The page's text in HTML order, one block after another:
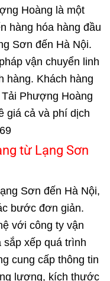
Hoàng là một
hàng hóa hàng đầu
Sơn đến Hà Nội.
vận chuyển linh
hàng. Khách hàng
Phượng Hoàng
giá cả và phí dịch
từ Lạng Sơn
Sơn đến Hà Nội,
bước đơn giản.
với công ty vận
sắp xếp quá trình
cung cấp thông tin
lượng, kích thước